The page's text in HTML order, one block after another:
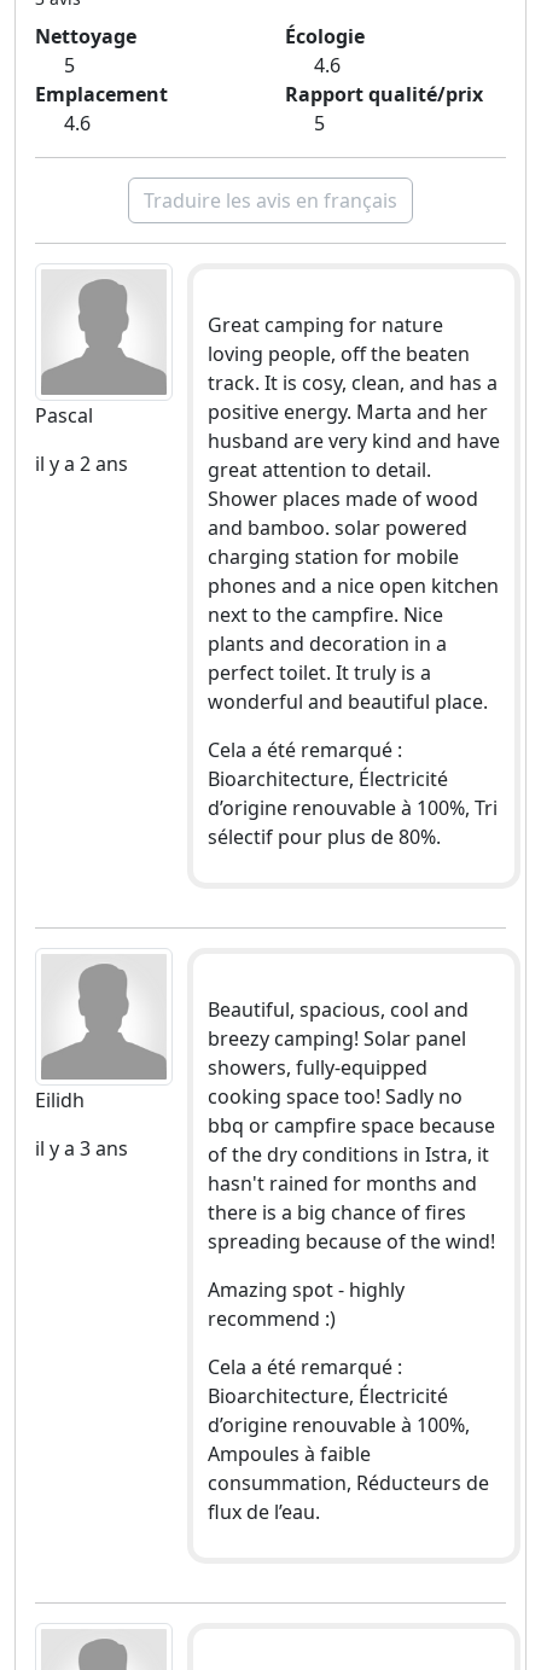
Nettoyage
5
Écologie
4.6
Emplacement
4.6
Rapport qualité/prix
5
Traduire les avis en français
Pascal
il y a 2 ans
Great camping for nature
loving people, off the beaten
track. It is cosy, clean, and has a
positive energy. Marta and her
husband are very kind and have
great attention to detail.
Shower places made of wood
and bamboo. solar powered
charging station for mobile
phones and a nice open kitchen
next to the campfire. Nice
plants and decoration in a
perfect toilet. It truly is a
wonderful and beautiful place.
Cela a été remarqué :
Bioarchitecture, Électricité
d’origine renouvable à 100%, Tri
sélectif pour plus de 80%.
Eilidh
il y a 3 ans
Beautiful, spacious, cool and
breezy camping! Solar panel
showers, fully-equipped
cooking space too! Sadly no
bbq or campfire space because
of the dry conditions in Istra, it
hasn't rained for months and
there is a big chance of fires
spreading because of the wind!
Amazing spot - highly
recommend :)
Cela a été remarqué :
Bioarchitecture, Électricité
d’origine renouvable à 100%,
Ampoules à faible
consummation, Réducteurs de
flux de l’eau.